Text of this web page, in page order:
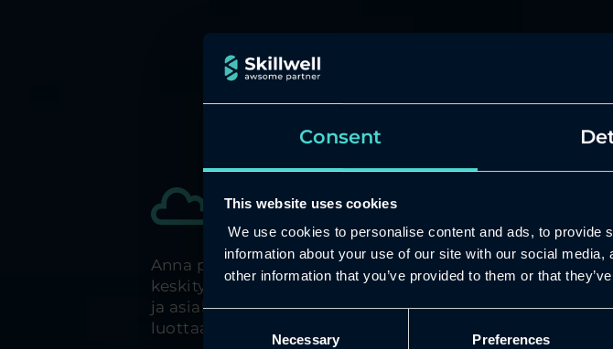
Consent
This website uses cookies
We use cookies to personalise content and ads, to
information about your use of our site with our social
other information that you’ve provided to them or that
Necessary Preferences
Skillwell Cloud Expert Service
AWS konsultointi ja
Anna pilviammattilaistemme tukea ja kehittää AWS-
keskityt liiketoiminnan kasvattamiseen, strategisten
ja asiakaskokemuksen parantamiseen. Me olemme
luottaa.